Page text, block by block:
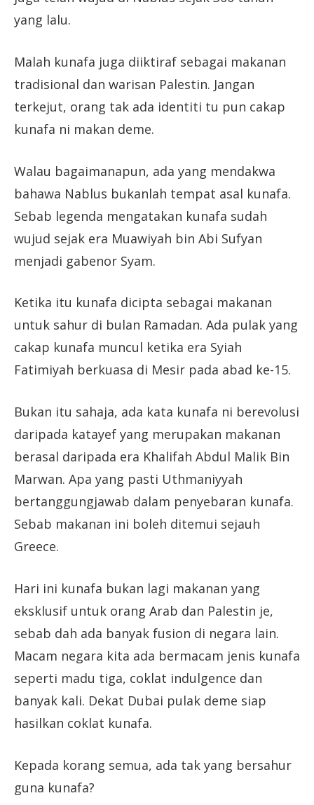
yang lalu.
Malah kunafa juga diiktiraf sebagai makanan
tradisional dan warisan Palestin. Jangan
terkejut, orang tak ada identiti tu pun cakap
kunafa ni makan deme.
Walau bagaimanapun, ada yang mendakwa
bahawa Nablus bukanlah tempat asal kunafa.
Sebab legenda mengatakan kunafa sudah
wujud sejak era Muawiyah bin Abi Sufyan
menjadi gabenor Syam.
Ketika itu kunafa dicipta sebagai makanan
untuk sahur di bulan Ramadan. Ada pulak yang
cakap kunafa muncul ketika era Syiah
Fatimiyah berkuasa di Mesir pada abad ke-15.
Bukan itu sahaja, ada kata kunafa ni berevolusi
daripada katayef yang merupakan makanan
berasal daripada era Khalifah Abdul Malik Bin
Marwan. Apa yang pasti Uthmaniyyah
bertanggungjawab dalam penyebaran kunafa.
Sebab makanan ini boleh ditemui sejauh
Greece.
Hari ini kunafa bukan lagi makanan yang
eksklusif untuk orang Arab dan Palestin je,
sebab dah ada banyak fusion di negara lain.
Macam negara kita ada bermacam jenis kunafa
seperti madu tiga, coklat indulgence dan
banyak kali. Dekat Dubai pulak deme siap
hasilkan coklat kunafa.
Kepada korang semua, ada tak yang bersahur
guna kunafa?